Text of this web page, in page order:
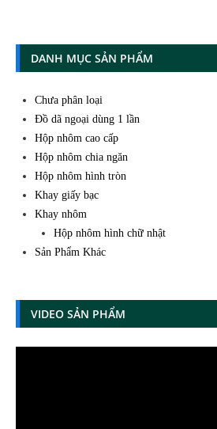
DANH MỤC SẢN PHẨM
Chưa phân loại
Đồ dã ngoại dùng 1 lần
Hộp nhôm cao cấp
Hộp nhôm chia ngăn
Hộp nhôm hình tròn
Khay giấy bạc
Khay nhôm
Hộp nhôm hình chữ nhật
Sản Phẩm Khác
VIDEO SẢN PHẨM